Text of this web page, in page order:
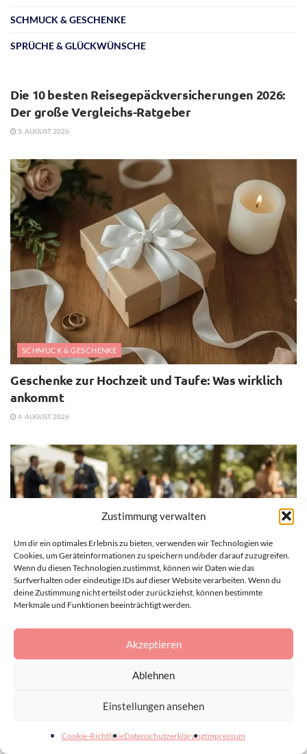
Zustimmung verwalten
Um dir ein optimales Erlebnis zu bieten, verwenden wir Technologien wie
Cookies, um Geräteinformationen zu speichern und/oder darauf zuzugreifen.
Wenn du diesen Technologien zustimmst, können wir Daten wie das
Surfverhalten oder eindeutige IDs auf dieser Website verarbeiten. Wenn du
deine Zustimmung nicht erteilst oder zurückziehst, können bestimmte
Merkmale und Funktionen beeinträchtigt werden.
Akzeptieren
Ablehnen
Einstellungen ansehen
Cookie-RichtlinieDatenschutzerklärungImpressum
SCHMUCK & GESCHENKE
SPRÜCHE & GLÜCKWÜNSCHE
Die 10 besten Reisegepäckversicherungen 2026:
Der große Vergleichs-Ratgeber
5. AUGUST 2026
SCHMUCK & GESCHENKE
Geschenke zur Hochzeit und Taufe: Was wirklich
ankommt
4. AUGUST 2026